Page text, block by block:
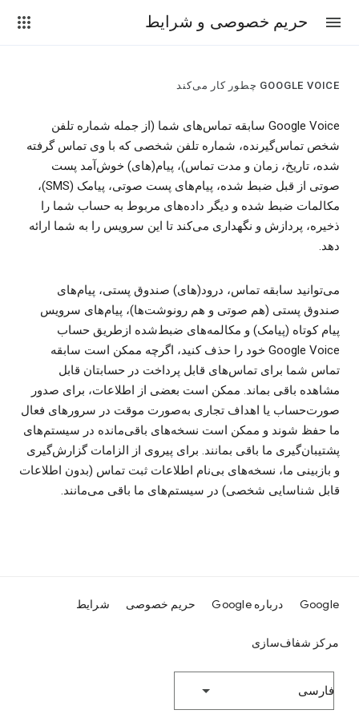
حریم خصوصی و شرایط
GOOGLE VOICE چطور کار می‌کند
Google Voice سابقه تماس‌های شما (از جمله شماره تلفن
شخص تماس‌گیرنده، شماره تلفن شخصی که با وی تماس گرفته
شده، تاریخ، زمان و مدت تماس)، پیام(های) خوش‌آمد پست
صوتی از قبل ضبط شده، پیام‌های پست صوتی، پیامک (SMS)،
مکالمات ضبط شده و دیگر داده‌های مربوط به حساب شما را
ذخیره، پردازش و نگهداری می‌کند تا این سرویس را به شما ارائه
دهد.
می‌توانید سابقه تماس، درود(های) صندوق پستی، پیام‌های
صندوق پستی (هم صوتی و هم رونوشت‌ها)، پیام‌های سرویس
پیام کوتاه (پیامک) و مکالمه‌های ضبط‌شده ازطریق حساب
Google Voice خود را حذف کنید، اگرچه ممکن است سابقه
تماس شما برای تماس‌های قابل پرداخت در حسابتان قابل
مشاهده باقی بماند. ممکن است بعضی از اطلاعات، برای صدور
صورت‌حساب یا اهداف تجاری به‌صورت موقت در سرورهای فعال
ما حفظ شوند و ممکن است نسخه‌های باقی‌مانده در سیستم‌های
پشتیبان‌گیری ما باقی بمانند. برای پیروی از الزامات گزارش‌گیری
و بازبینی ما، نسخه‌های بی‌نام اطلاعات ثبت تماس (بدون اطلاعات
قابل شناسایی شخصی) در سیستم‌های ما باقی می‌مانند.
Google درباره Google حریم خصوصی شرایط
مرکز شفاف‌سازی
‫فارسی‬